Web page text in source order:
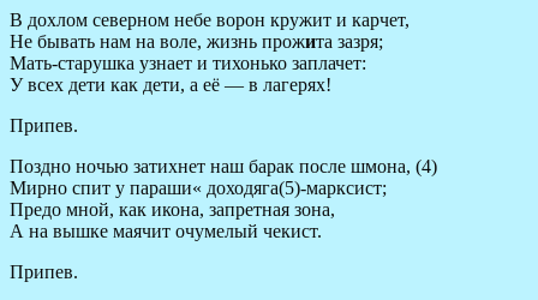
В дохлом северном небе ворон кружит и карчет,
Не бывать нам на воле, жизнь прожита зазря;
Мать-старушка узнает и тихонько заплачет:
У всех дети как дети, а её — в лагерях!
Припев.
Поздно ночью затихнет наш барак после шмона, (4)
Мирно спит у параши« доходяга(5)-марксист;
Предо мной, как икона, запретная зона,
А на вышке маячит очумелый чекист.
Припев.